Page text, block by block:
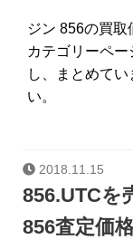
ジン 856の買
カテゴリーペ
し、まとめて
い。
2018.11.15
856.UTCを
856査定価